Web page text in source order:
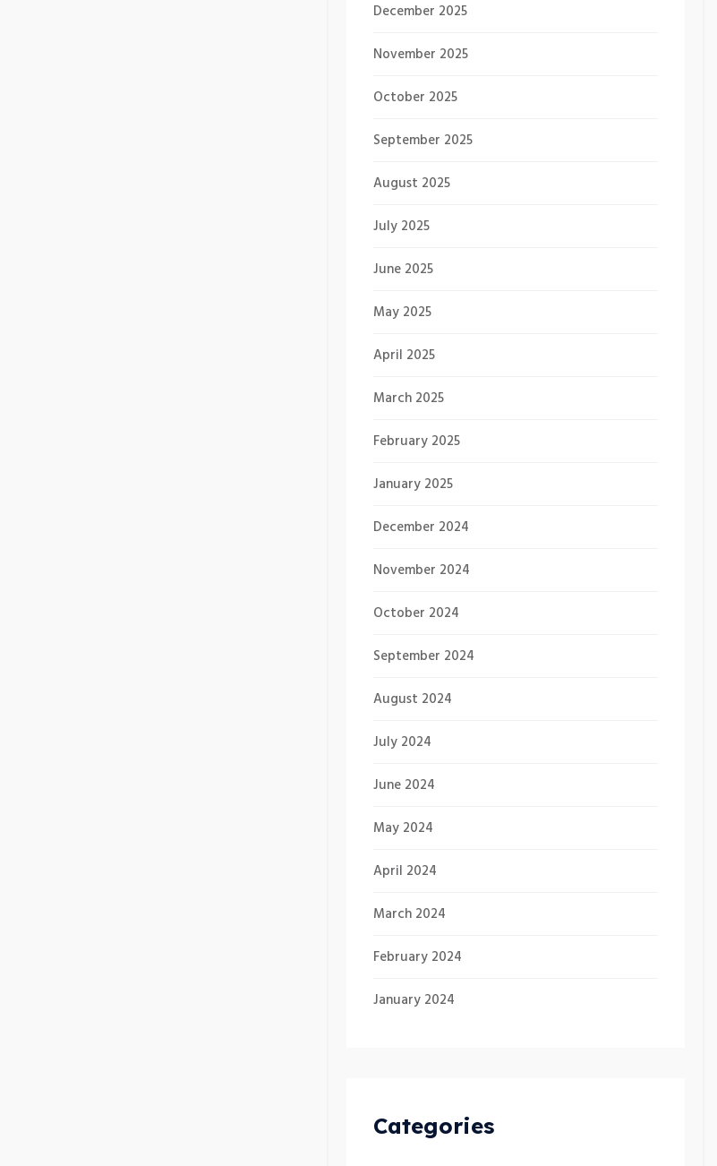
December 2025
November 2025
October 2025
September 2025
August 2025
July 2025
June 2025
May 2025
April 2025
March 2025
February 2025
January 2025
December 2024
November 2024
October 2024
September 2024
August 2024
July 2024
June 2024
May 2024
April 2024
March 2024
February 2024
January 2024
Categories